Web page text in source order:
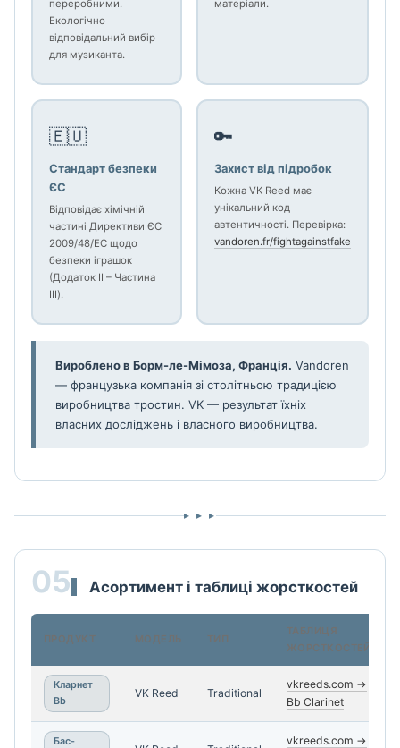
переробними.
Екологічно
відповідальний вибір
для музиканта.
матеріали.
🇪🇺
Стандарт безпеки
ЄС
Відповідає хімічній
частині Директиви ЄС
2009/48/EC щодо
безпеки іграшок
(Додаток II – Частина
III).
🔑
Захист від підробок
Кожна VK Reed має
унікальний код
автентичності. Перевірка:
vandoren.fr/fightagainstfake
Вироблено в Борм-ле-Мімоза, Франція. Vandoren
— французька компанія зі столітньою традицією
виробництва тростин. VK — результат їхніх
власних досліджень і власного виробництва.
▸ ▸ ▸
05 Асортимент і таблиці жорсткостей
ПРОДУКТ МОДЕЛЬ ТИП
ТАБЛИЦЯ
ЖОРСТКОСТЕЙ
Кларнет
Bb
VK Reed Traditional
vkreeds.com →
Bb Clarinet
Бас- vkreeds.com →